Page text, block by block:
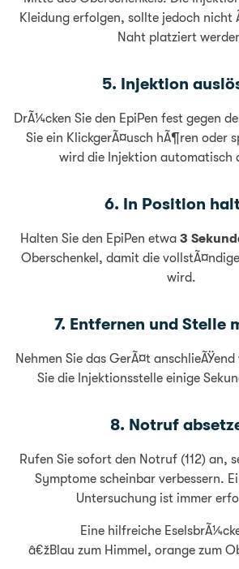
Kleidung erfolgen, sollte jedoch nicht
Naht platziert
5. Injektion
DrÃ¼cken Sie den EpiPen fest gegen
Sie ein KlickgerÃ¤usch hÃ¶ren oder
wird die Injektion automatisch
6. In Position
Halten Sie den EpiPen etwa 3
Oberschenkel, damit die
wird.
7. Entfernen und Stelle
Nehmen Sie das GerÃ¤t
Sie die Injektionsstelle einige
8. Notruf
Rufen Sie sofort den Notruf (112) an,
Symptome scheinbar verbessern.
Untersuchung ist immer
Eine hilfreiche
â€žBlau zum Himmel, orange zum